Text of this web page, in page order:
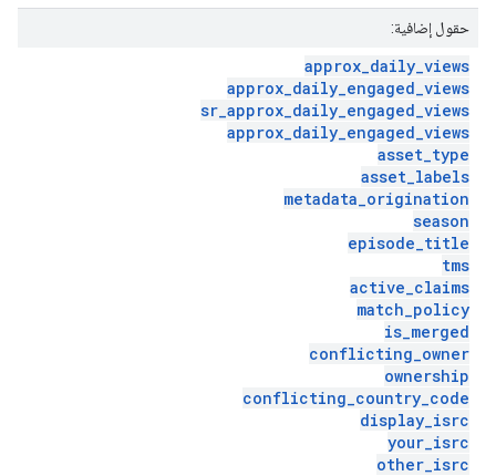
حقول إضافية:
approx_daily_views
approx_daily_engaged_views
sr_approx_daily_engaged_views
approx_daily_engaged_views
asset_type
asset_labels
metadata_origination
season
episode_title
tms
active_claims
match_policy
is_merged
conflicting_owner
ownership
conflicting_country_code
display_isrc
your_isrc
other_isrc